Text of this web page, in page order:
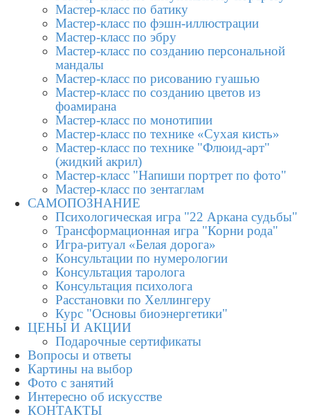
Мастер-класс по батику
Мастер-класс по фэшн-иллюстрации
Мастер-класс по эбру
Мастер-класс по созданию персональной
мандалы
Мастер-класс по рисованию гуашью
Мастер-класс по созданию цветов из
фоамирана
Мастер-класс по монотипии
Мастер-класс по технике «Сухая кисть»
Мастер-класс по технике "Флюид-арт"
(жидкий акрил)
Мастер-класс "Напиши портрет по фото"
Мастер-класс по зентаглам
САМОПОЗНАНИЕ
Психологическая игра "22 Аркана судьбы"
Трансформационная игра "Корни рода"
Игра-ритуал «Белая дорога»
Консультации по нумерологии
Консультация таролога
Консультация психолога
Расстановки по Хеллингеру
Курс "Основы биоэнергетики"
ЦЕНЫ И АКЦИИ
Подарочные сертификаты
Вопросы и ответы
Картины на выбор
Фото с занятий
Интересно об искусстве
КОНТАКТЫ